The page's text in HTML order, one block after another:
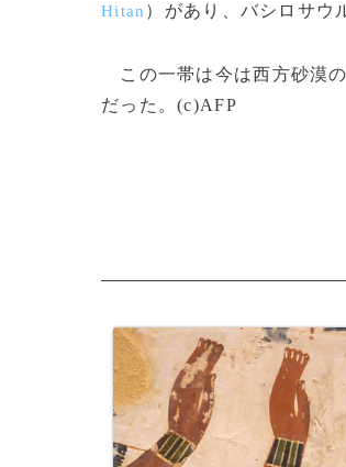
Hitan ）があり、バシロサウ
この一帯は今は西方砂漠
だった。(c)AFP